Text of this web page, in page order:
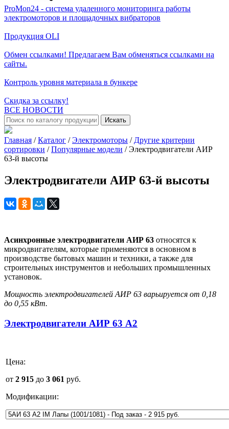
ProMon24 - система удаленного мониторинга работы
электромоторов и площадочных вибраторов
Продукция OLI
Обмен ссылками! Предлагаем Вам обменяться ссылками на
сайты.
Контроль уровня материала в бункере
Скидка за ссылку!
ВСЕ НОВОСТИ
Искать
Главная / Каталог / Электромоторы / Другие критерии
сортировки / Популярные модели / Электродвигатели АИР
63-й высоты
Электродвигатели АИР 63-й высоты
Асинхронные электродвигатели АИР 63 относятся к
микродвигателям, которые применяются в основном в
производстве бытовых машин и техники, а также для
строительных инструментов и небольших промышленных
установок.
Мощность электродвигателей АИР 63 варьируется от 0,18
до 0,55 кВт.
Электродвигатели АИР 63 А2
Цена:
от 2 915 до 3 061 руб.
Модификации: